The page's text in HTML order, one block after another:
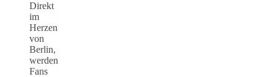
Direkt
im
Herzen
von
Berlin,
werden
Fans